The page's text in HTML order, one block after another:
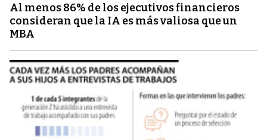
Al menos 86% de los ejecutivos financieros
consideran que la IA es más valiosa que un
MBA